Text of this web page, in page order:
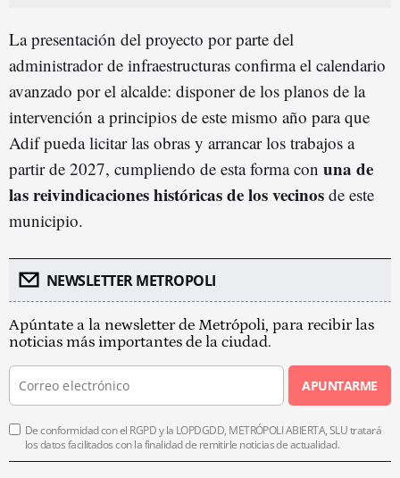
La presentación del proyecto por parte del
administrador de infraestructuras confirma el calendario
avanzado por el alcalde: disponer de los planos de la
intervención a principios de este mismo año para que
Adif pueda licitar las obras y arrancar los trabajos a
partir de 2027, cumpliendo de esta forma con una de
las reivindicaciones históricas de los vecinos de este
municipio.
NEWSLETTER METROPOLI
Apúntate a la newsletter de Metrópoli, para recibir las
noticias más importantes de la ciudad.
APUNTARME
De conformidad con el RGPD y la LOPDGDD, METRÓPOLI ABIERTA, SLU tratará
los datos facilitados con la finalidad de remitirle noticias de actualidad.